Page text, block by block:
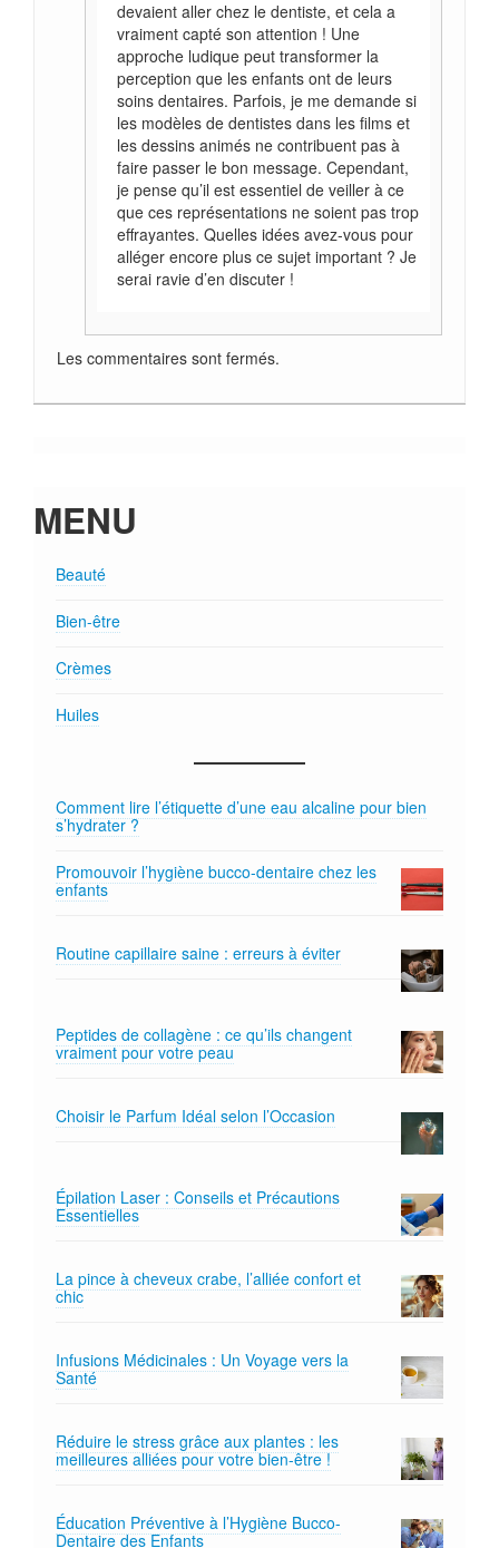
devaient aller chez le dentiste, et cela a
vraiment capté son attention ! Une
approche ludique peut transformer la
perception que les enfants ont de leurs
soins dentaires. Parfois, je me demande si
les modèles de dentistes dans les films et
les dessins animés ne contribuent pas à
faire passer le bon message. Cependant,
je pense qu’il est essentiel de veiller à ce
que ces représentations ne soient pas trop
effrayantes. Quelles idées avez-vous pour
alléger encore plus ce sujet important ? Je
serai ravie d’en discuter !
Les commentaires sont fermés.
MENU
Beauté
Bien-être
Crèmes
Huiles
Comment lire l’étiquette d’une eau alcaline pour bien
s’hydrater ?
Promouvoir l’hygiène bucco-dentaire chez les
enfants
Routine capillaire saine : erreurs à éviter
Peptides de collagène : ce qu’ils changent
vraiment pour votre peau
Choisir le Parfum Idéal selon l’Occasion
Épilation Laser : Conseils et Précautions
Essentielles
La pince à cheveux crabe, l’alliée confort et
chic
Infusions Médicinales : Un Voyage vers la
Santé
Réduire le stress grâce aux plantes : les
meilleures alliées pour votre bien-être !
Éducation Préventive à l’Hygiène Bucco-
Dentaire des Enfants